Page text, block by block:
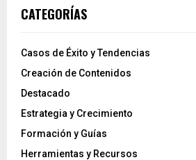
CATEGORÍAS
Casos de Éxito y Tendencias
Creación de Contenidos
Destacado
Estrategia y Crecimiento
Formación y Guías
Herramientas y Recursos